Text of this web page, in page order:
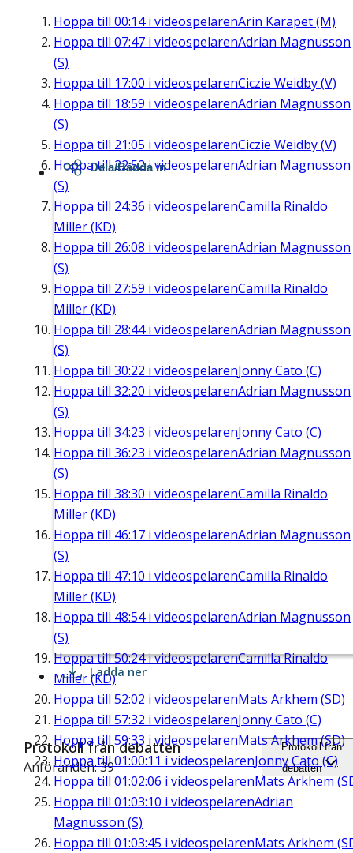
Hoppa till 00:14i videospelarenArin Karapet (M)
Hoppa till 07:47 i videospelarenAdrian Magnusson
(S)
Hoppa till 17:00 i videospelarenCiczie Weidby (V)
Hoppa till 18:59 i videospelarenAdrian Magnusson
(S)
Hoppa till 21:05 i videospelarenCiczie Weidby (V)
Hoppa till22:52i videospelarenAdrian Magnusson
(S)
Hoppa till 24:36 i videospelarenCamilla Rinaldo
Miller (KD)
Hoppa till 26:08 i videospelarenAdrian Magnusson
(S)
Hoppa till 27:59 i videospelarenCamilla Rinaldo
Miller (KD)
Hoppa till 28:44i videospelarenAdrian Magnusson
(S)
Hoppa till 30:22 i videospelarenJonny Cato (C)
Hoppa till 32:20 i videospelarenAdrian Magnusson
(S)
Hoppa till 34:23 i videospelarenJonny Cato (C)
Hoppa till 36:23 i videospelarenAdrian Magnusson
(S)
Hoppa till 38:30 i videospelarenCamilla Rinaldo
Miller (KD)
Hoppa till 46:17 i videospelarenAdrian Magnusson
(S)
Hoppa till 47:10 i videospelarenCamilla Rinaldo
Miller (KD)
Hoppa till 48:54i videospelarenAdrian Magnusson
(S)
Hoppa till50:24i videospelarenCamilla Rinaldo
Miller (KD)
Hoppa till 52:02 i videospelarenMats Arkhem (SD)
Hoppa till 57:32 i videospelarenJonny Cato (C)
Hoppa till 59:33 i videospelarenMats Arkhem (SD)
Hoppa till01:00:11 i videospelarenJonny Cato (C)
Hoppa till 01:02:06 i videospelarenMats Arkhem
Hoppa till 01:03:10 i videospelarenAdrian
Magnusson (S)
Hoppa till 01:03:45 i videospelarenMats Arkhem
Dela/Bädda in
Ladda ner
Protokoll från debatten
Anföranden: 39
Protokoll från
debatten